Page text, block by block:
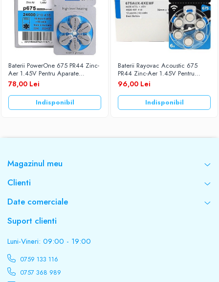
Baterii PowerOne 675 PR44 Zinc-
Aer 1.45V Pentru Aparate
Auditive Set 60 Baterii
78,00 Lei
Indisponibil
Baterii Rayovac Acoustic 675
PR44 Zinc-Aer 1.45V Pentru
Aparate Auditive Set 60 Baterii
96,00 Lei
Indisponibil
Magazinul meu
Clienti
Date comerciale
Suport clienti
Luni-Vineri: 09:00 - 19:00
0759 133 116
0757 368 989